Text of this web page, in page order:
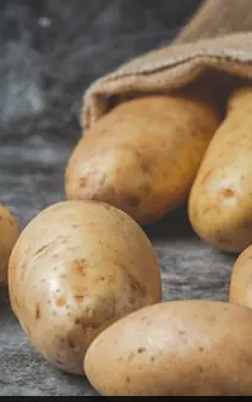
में विभिन्न सब्जियों के
कई ऐसे स्वादिष्ट और
व्यंजनों कीरेसिपी
फूड है।
को मसालों के साथ